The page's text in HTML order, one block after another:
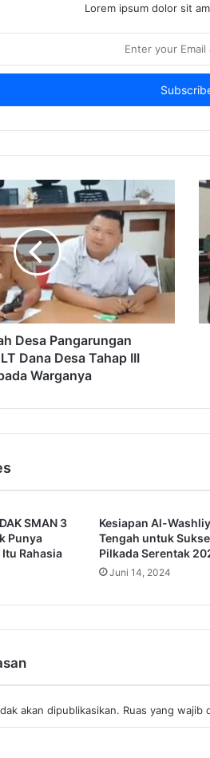
Lorem ipsum dolor sit
Desa Pangarungan
Dana Desa Tahap III
Warganya
SMAN 3
Punya
Rahasia
Kesiapan Al-
Tengah untuk
Pilkada Serentak
Juni 14, 2024
akan dipublikasikan. Ruas yang wajib